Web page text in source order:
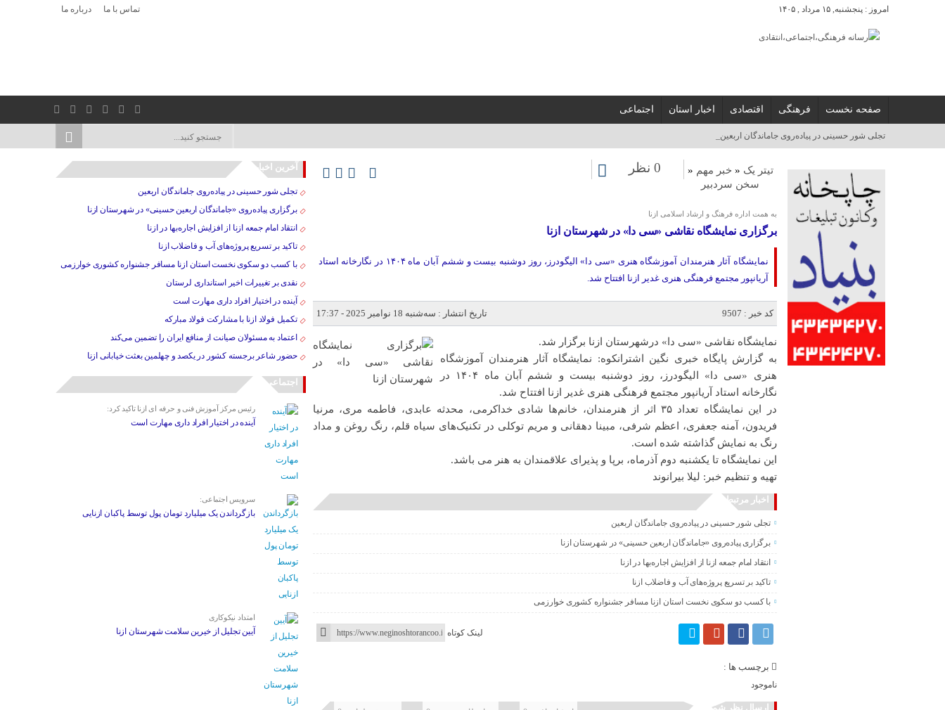
امروز : پنجشنبه, ۱۵ مرداد , ۱۴۰۵ تماس با ما درباره ما
صفحه نخست فرهنگی اقتصادی اخبار استان اجتماعی
برگز_
تیتر یک « خبر مهم «
سخن سردبیر
0 نظر
به همت اداره فرهنگ و ارشاد اسلامی ازنا
برگزاری نمایشگاه نقاشی «سی دا» در شهرستان ازنا
نمایشگاه آثار هنرمندان آموزشگاه هنری «سی دا» الیگودرز، روز دوشنبه بیست و ششم آبان ماه ۱۴۰۴ در نگارخانه استاد
آریانپور مجتمع فرهنگی هنری غدیر ازنا افتتاح شد.
کد خبر : 9507 تاریخ انتشار : سه‌شنبه 18 نوامبر 2025 - 17:37
نمایشگاه نقاشی «سی دا» درشهرستان ازنا برگزار شد.
به گزارش پایگاه خبری نگین اشترانکوه: نمایشگاه آثار هنرمندان آموزشگاه
هنری «سی دا» الیگودرز، روز دوشنبه بیست و ششم آبان ماه ۱۴۰۴ در
نگارخانه استاد آریانپور مجتمع فرهنگی هنری غدیر ازنا افتتاح شد.
در این‌ نمایشگاه تعداد ۳۵ اثر از هنرمندان، خانم‌ها شادی خداکرمی، محدثه عابدی، فاطمه مری، مرنیا
فریدون، آمنه جعفری، اعظم شرفی، مبینا دهقانی و مریم‌ توکلی در تکنیک‌های سیاه قلم‌، رنگ روغن و مداد
رنگ به نمایش گذاشته شده است.
این‌ نمایشگاه تا یکشنبه دوم آذرماه، برپا و پذیرای علاقمندان به هنر می باشد.
تهیه و تنظیم خبر: لیلا بیرانوند
اخبار مرتبط
تجلی شور حسینی در پیاده‌روی جاماندگان اربعین
برگزاری پیاده‌روی «جاماندگان اربعین حسینی» در شهرستان ازنا
انتقاد امام جمعه ازنا از افزایش اجاره‌بها در ازنا
تاکید بر تسریع پروژه‌های آب و فاضلاب ازنا
با کسب دو سکوی نخست استان ازنا مسافر جشنواره کشوری خوارزمی
لینک کوتاه
برچسب ها :
ناموجود
ارسال نظر شما
آخرین اخبار
تجلی شور حسینی در پیاده‌روی جاماندگان اربعین
برگزاری پیاده‌روی «جاماندگان اربعین حسینی» در شهرستان ازنا
انتقاد امام جمعه ازنا از افزایش اجاره‌بها در ازنا
تاکید بر تسریع پروژه‌های آب و فاضلاب ازنا
با کسب دو سکوی نخست استان ازنا مسافر جشنواره کشوری خوارزمی
نقدی بر تغییرات اخیر استانداری لرستان
آینده در اختیار افراد داری مهارت است
تکمیل فولاد ازنا با مشارکت فولاد مبارکه
اعتماد به مسئولان صیانت از منافع ایران را تضمین می‌کند
حضور شاعر برجسته کشور در یکصد و چهلمین بعثت خیابانی ازنا
اجتماعی
رئیس مرکز آموزش فنی و حرفه ای ازنا تاکید کرد:
آینده در اختیار افراد داری مهارت است
سرویس اجتماعی:
بازگرداندن یک میلیارد تومان پول توسط پاکبان ازنایی
امتداد نیکوکاری
آیین تجلیل از خیرین سلامت شهرستان ازنا